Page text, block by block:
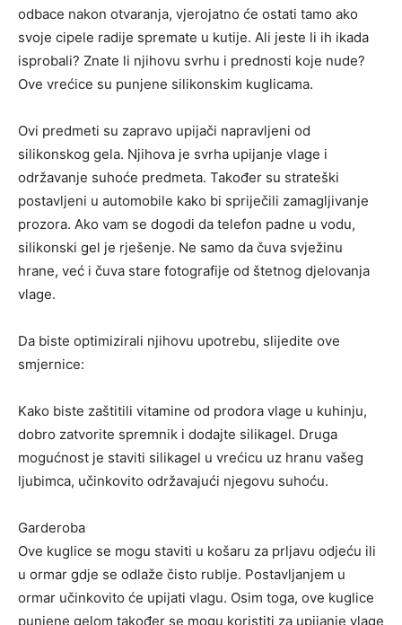
odbace nakon otvaranja, vjerojatno će ostati tamo ako
svoje cipele radije spremate u kutije. Ali jeste li ih ikada
isprobali? Znate li njihovu svrhu i prednosti koje nude?
Ove vrećice su punjene silikonskim kuglicama.
Ovi predmeti su zapravo upijači napravljeni od
silikonskog gela. Njihova je svrha upijanje vlage i
održavanje suhoće predmeta. Također su strateški
postavljeni u automobile kako bi spriječili zamagljivanje
prozora. Ako vam se dogodi da telefon padne u vodu,
silikonski gel je rješenje. Ne samo da čuva svježinu
hrane, već i čuva stare fotografije od štetnog djelovanja
vlage.
Da biste optimizirali njihovu upotrebu, slijedite ove
smjernice:
Kako biste zaštitili vitamine od prodora vlage u kuhinju,
dobro zatvorite spremnik i dodajte silikagel. Druga
mogućnost je staviti silikagel u vrećicu uz hranu vašeg
ljubimca, učinkovito održavajući njegovu suhoću.
Garderoba
Ove kuglice se mogu staviti u košaru za prljavu odjeću ili
u ormar gdje se odlaže čisto rublje. Postavljanjem u
ormar učinkovito će upijati vlagu. Osim toga, ove kuglice
punjene gelom također se mogu koristiti za upijanje vlage